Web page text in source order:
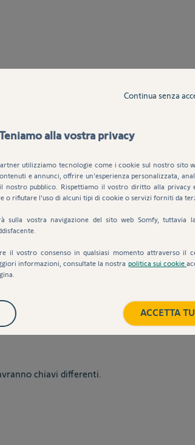
chiavi differenti.
alla vostra privacy
utilizziamo tecnologie come i cookie sul nostro sito
e annunci, offrire un'esperienza personalizzata,
nostro pubblico. Rispettiamo il vostro diritto alla privacy
o rifiutare l'uso di alcuni tipi di cookie o servizi forniti da
sulla vostra navigazione del sito web Somfy, tuttavia
il vostro consenso in qualsiasi momento attraverso il
informazioni, consultate la nostra politica sui cookie
Continua senza
ACCETTA